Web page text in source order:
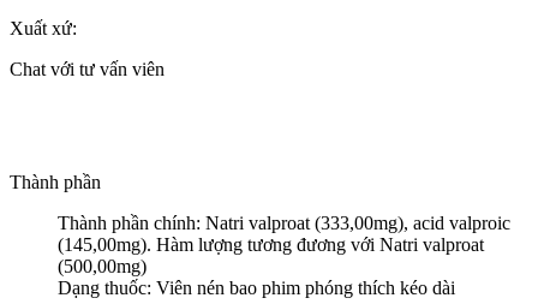
Xuất xứ:
Chat với tư vấn viên
Thành phần
Thành phần chính: Natri valproat (333,00mg), acid valproic
(145,00mg). Hàm lượng tương đương với Natri valproat
(500,00mg)
Dạng thuốc: Viên nén bao phim phóng thích kéo dài